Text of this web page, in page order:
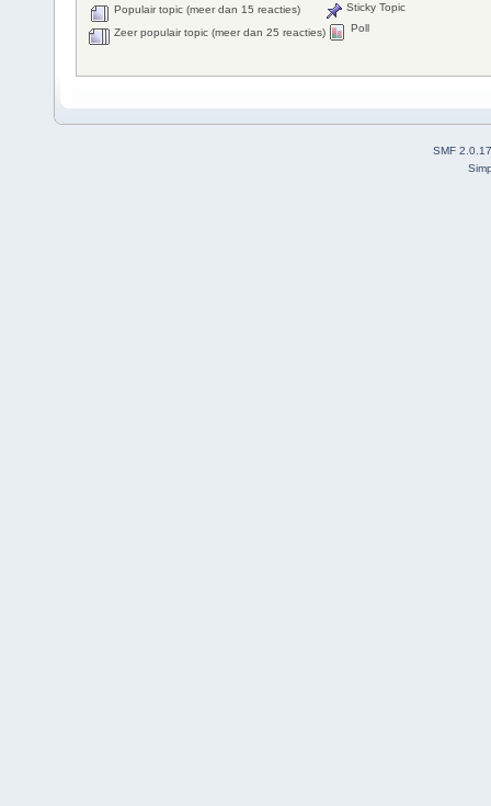
Populair topic (meer dan 15 reacties)
Zeer populair topic (meer dan 25 reacties)
Sticky Topic
Poll
SMF 2.0.17